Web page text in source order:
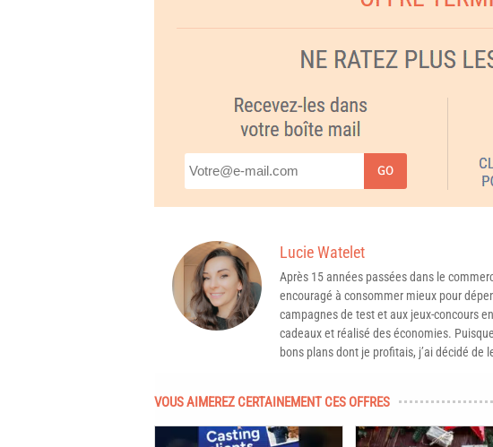
GO
Lucie Watelet
Après 15 années passées dans le
encouragé à consommer mieux pour
campagnes de test et aux jeux-concours
cadeaux et réalisé des économies.
bons plans dont je profitais, j’ai décidé de
VOUS AIMEREZ CERTAINEMENT CES OFFRES